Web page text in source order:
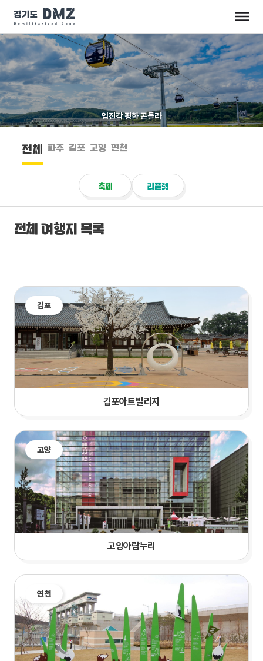
임진각 평화 곤돌라
전체 파주 김포 고양 연천
축제 리플렛
전체 여행지 목록
김포
김포아트빌리지
고양
고양아람누리
연천